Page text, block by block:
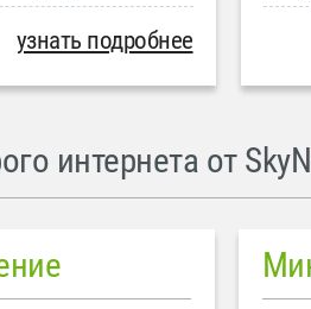
узнать подробнее
интернета от